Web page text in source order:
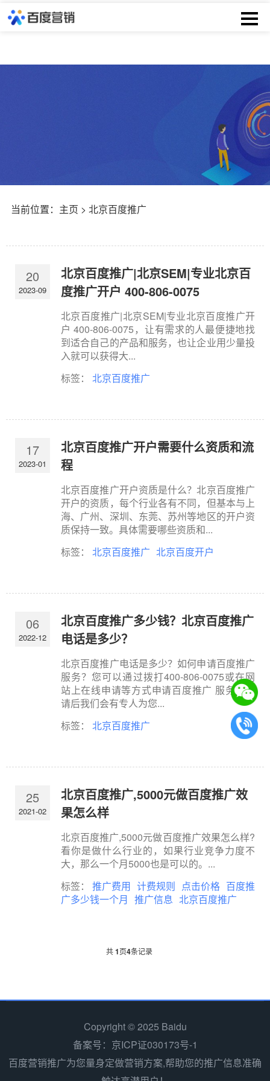
当前位置： 主页 > 北京百度推广
20
2023-09
北京百度推广|北京SEM|专业北京百
度推广开户 400-806-0075
北京百度推广|北京SEM|专业北京百度推广开
户 400-806-0075，让有需求的人最便捷地找
到适合自己的产品和服务，也让企业用少量投
入就可以获得大...
标签： 北京百度推广
17
2023-01
北京百度推广开户需要什么资质和流
程
北京百度推广开户资质是什么？北京百度推广
开户的资质，每个行业各有不同，但基本与上
海、广州、深圳、东莞、苏州等地区的开户资
质保持一致。具体需要哪些资质和...
标签： 北京百度推广 北京百度开户
06
2022-12
北京百度推广多少钱？北京百度推广
电话是多少？
北京百度推广电话是多少？如何申请百度推广
服务？您可以通过拨打400-806-0075或在网
站上在线申请等方式申请百度推广 服务。申
请后我们会有专人为您...
标签： 北京百度推广
25
2021-02
北京百度推广,5000元做百度推广效
果怎么样
北京百度推广,5000元做百度推广效果怎么样?
看你是做什么行业的，如果行业竞争力度不
大，那么一个月5000也是可以的。...
标签： 推广费用 计费规则 点击价格 百度推
广多少钱一个月 推广信息 北京百度推广
共1页4条记录
Copyright © 2025 Baidu
备案号：京ICP证030173号-1
百度营销推广为您量身定做营销方案,帮助您的推广信息准确